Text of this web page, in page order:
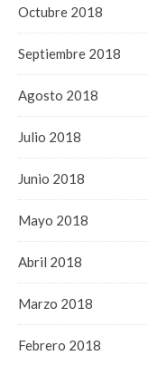
Octubre 2018
Septiembre 2018
Agosto 2018
Julio 2018
Junio 2018
Mayo 2018
Abril 2018
Marzo 2018
Febrero 2018